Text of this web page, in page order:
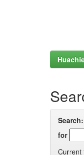
Search:
for
Current